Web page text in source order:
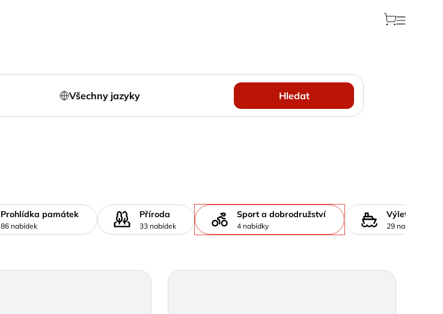
Všechny jazyky Hledat
Prohlídka památek
86 nabídek
Příroda
33 nabídek
Sport a dobrodružství
4 nabídky
Výlety lodí
29 nabídek